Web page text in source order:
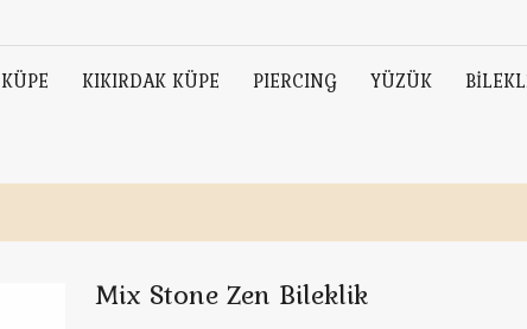
KÜPE KIKIRDAK KÜPE PIERCING YÜZÜK
Mix Stone Zen Bileklik